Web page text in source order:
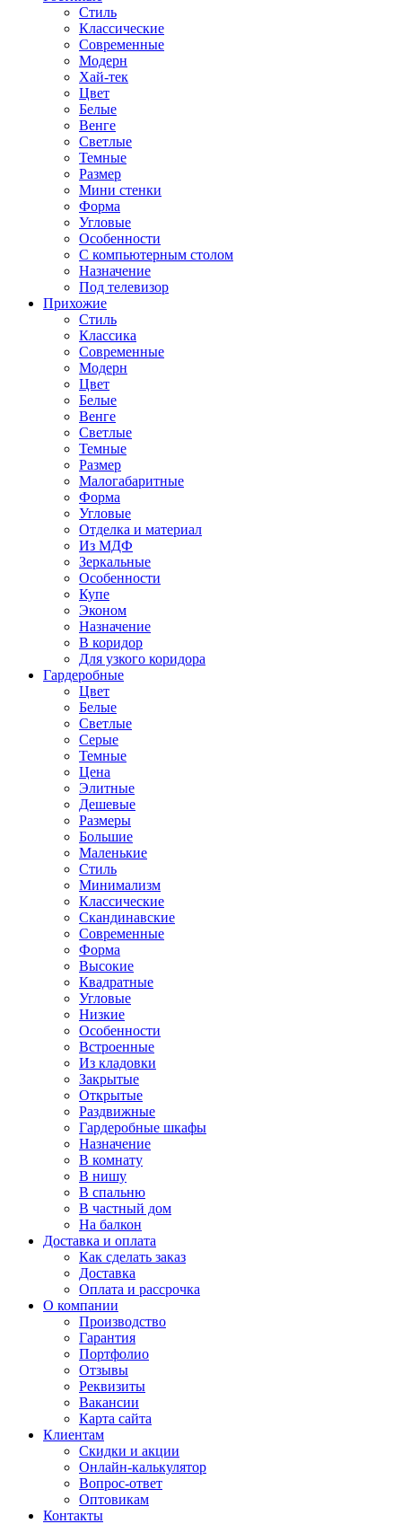
Стиль
Классические
Современные
Модерн
Хай-тек
Цвет
Белые
Венге
Светлые
Темные
Размер
Мини стенки
Форма
Угловые
Особенности
С компьютерным столом
Назначение
Под телевизор
Прихожие
Стиль
Классика
Современные
Модерн
Цвет
Белые
Венге
Светлые
Темные
Размер
Малогабаритные
Форма
Угловые
Отделка и материал
Из МДФ
Зеркальные
Особенности
Купе
Эконом
Назначение
В коридор
Для узкого коридора
Гардеробные
Цвет
Белые
Светлые
Серые
Темные
Цена
Элитные
Дешевые
Размеры
Большие
Маленькие
Стиль
Минимализм
Классические
Скандинавские
Современные
Форма
Высокие
Квадратные
Угловые
Низкие
Особенности
Встроенные
Из кладовки
Закрытые
Открытые
Раздвижные
Гардеробные шкафы
Назначение
В комнату
В нишу
В спальню
В частный дом
На балкон
Доставка и оплата
Как сделать заказ
Доставка
Оплата и рассрочка
О компании
Производство
Гарантия
Портфолио
Отзывы
Реквизиты
Вакансии
Карта сайта
Клиентам
Скидки и акции
Онлайн-калькулятор
Вопрос-ответ
Оптовикам
Контакты